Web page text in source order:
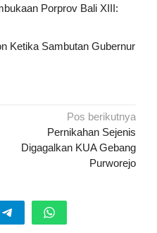
Porprov Bali XIII:
Ketika Sambutan Gubernur
Pos berikutnya
Pernikahan Sejenis
Digagalkan KUA Gebang
Purworejo